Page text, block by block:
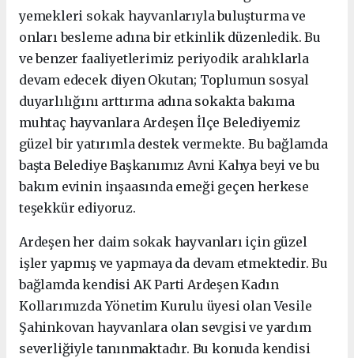
yemekleri sokak hayvanlarıyla buluşturma ve
onları besleme adına bir etkinlik düzenledik. Bu
ve benzer faaliyetlerimiz periyodik aralıklarla
devam edecek diyen Okutan; Toplumun sosyal
duyarlılığını arttırma adına sokakta bakıma
muhtaç hayvanlara Ardeşen İlçe Belediyemiz
güzel bir yatırımla destek vermekte. Bu bağlamda
başta Belediye Başkanımız Avni Kahya beyi ve bu
bakım evinin inşaasında emeği geçen herkese
teşekkür ediyoruz.
Ardeşen her daim sokak hayvanları için güzel
işler yapmış ve yapmaya da devam etmektedir. Bu
bağlamda kendisi AK Parti Ardeşen Kadın
Kollarımızda Yönetim Kurulu üyesi olan Vesile
Şahinkovan hayvanlara olan sevgisi ve yardım
severliğiyle tanınmaktadır. Bu konuda kendisi